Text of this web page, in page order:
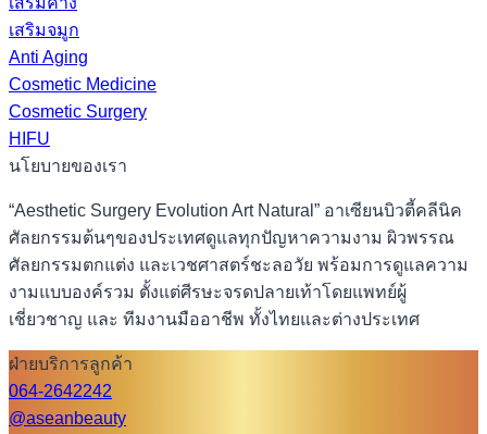
เสริมจมูก
Anti Aging
Cosmetic Medicine
Cosmetic Surgery
HIFU
นโยบายของเรา
“Aesthetic Surgery Evolution Art Natural” อาเซียนบิวตี้คลีนิค
ศัลยกรรมต้นๆของประเทศดูแลทุกปัญหาความงาม ผิวพรรณ
ศัลยกรรมตกแต่ง และเวชศาสตร์ชะลอวัย พร้อมการดูแลความ
งามแบบองค์รวม ตั้งแต่ศีรษะจรดปลายเท้าโดยแพทย์ผู้
เชี่ยวชาญ และ ทีมงานมืออาชีพ ทั้งไทยและต่างประเทศ
ฝ่ายบริการลูกค้า
064-2642242
@aseanbeauty